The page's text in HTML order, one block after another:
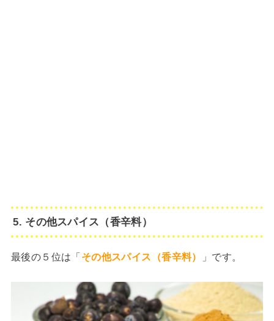
5. その他スパイス（香辛料）
最後の５位は「その他スパイス（香辛料） 」です。